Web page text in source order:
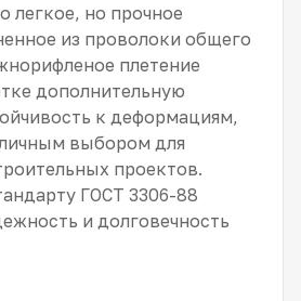
легкое, но прочное
из проволоки общего
плетение
дополнительную
к деформациям,
выбором для
проектов.
ГОСТ 3306-88
и долговечность